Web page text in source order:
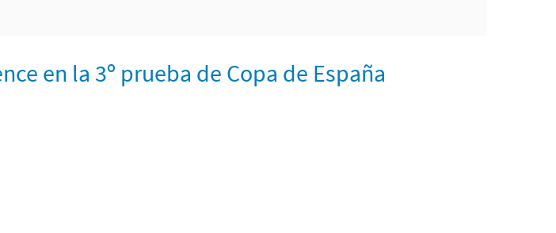
en la 3º prueba de Copa de España